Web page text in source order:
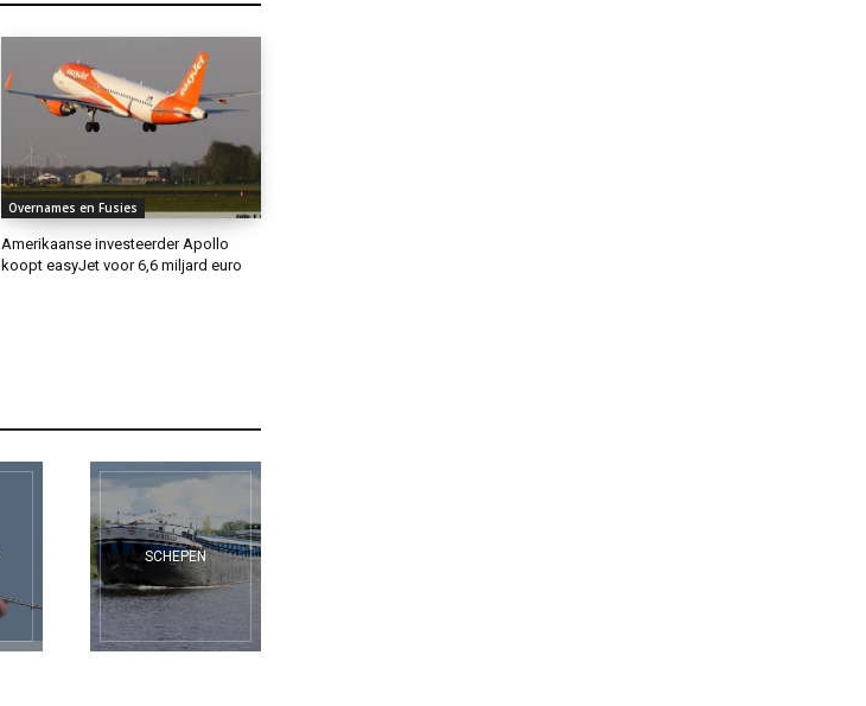
Overnames en Fusies
Amerikaanse investeerder Apollo
koopt easyJet voor 6,6 miljard euro
SCHEPEN